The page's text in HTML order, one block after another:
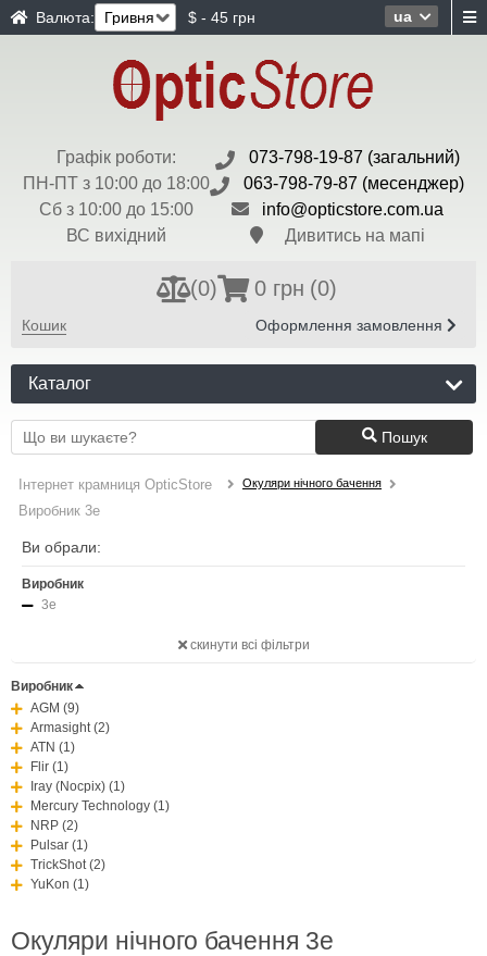
ua
Валюта: $ - 45 грн
Графік роботи:
ПН-ПТ з 10:00 до 18:00
Сб з 10:00 до 15:00
ВС вихідний
073-798-19-87 (загальний)
063-798-79-87 (месенджер)
info@opticstore.com.ua
Дивитись на мапі
(0) 0 грн (0)
Кошик Оформлення замовлення
Каталог
Пошук
Інтернет крамниця OpticStore Окуляри нічного бачення
Виробник 3e
Ви обрали:
Виробник
3e
скинути всі фільтри
Виробник
AGM (9)
Armasight (2)
ATN (1)
Flir (1)
Iray (Nocpix) (1)
Mercury Technology (1)
NRP (2)
Pulsar (1)
TrickShot (2)
YuKon (1)
Окуляри нічного бачення 3e